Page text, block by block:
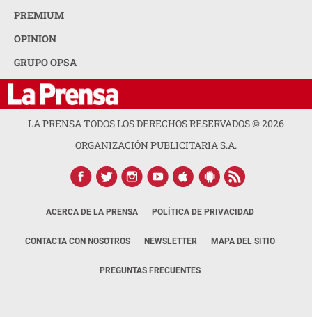
PREMIUM
OPINION
GRUPO OPSA
LA PRENSA TODOS LOS DERECHOS RESERVADOS ©2026
ORGANIZACIÓN PUBLICITARIA S.A.
ACERCA DE LA PRENSA POLÍTICA DE PRIVACIDAD
CONTACTA CON NOSOTROS NEWSLETTER MAPA DEL SITIO
PREGUNTAS FRECUENTES